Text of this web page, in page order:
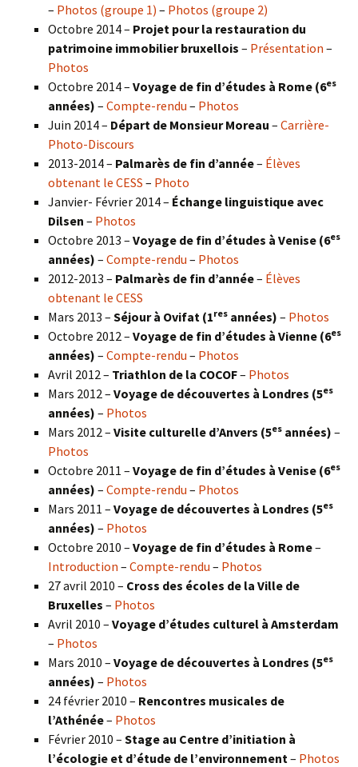
– Photos (groupe 1) – Photos (groupe 2)
Octobre 2014 – Projet pour la restauration du
patrimoine immobilier bruxellois – Présentation –
Photos
Octobre 2014 – Voyage de fin d’études à Rome (6es
années) – Compte-rendu – Photos
Juin 2014 – Départ de Monsieur Moreau – Carrière-
Photo-Discours
2013-2014 – Palmarès de fin d’année– Élèves
obtenant le CESS – Photo
Janvier- Février 2014 – Échange linguistique avec
Dilsen – Photos
Octobre 2013 – Voyage de fin d’études à Venise (6es
années) – Compte-rendu – Photos
2012-2013 – Palmarès de fin d’année– Élèves
obtenant le CESS
Mars 2013 – Séjour à Ovifat (1res années) – Photos
Octobre 2012 – Voyage de fin d’études à Vienne (6es
années) – Compte-rendu – Photos
Avril 2012 – Triathlon de la COCOF– Photos
Mars 2012 – Voyage de découvertes à Londres (5es
années) – Photos
Mars 2012 – Visite culturelle d’Anvers (5es années) –
Photos
Octobre 2011 – Voyage de fin d’études à Venise (6es
années) – Compte-rendu – Photos
Mars 2011 – Voyage de découvertes à Londres (5es
années) – Photos
Octobre 2010 – Voyage de fin d’études à Rome–
Introduction – Compte-rendu – Photos
27 avril 2010 – Cross des écoles de la Ville de
Bruxelles – Photos
Avril 2010 – Voyage d’études culturel à Amsterdam
– Photos
Mars 2010 – Voyage de découvertes à Londres (5es
années) – Photos
24 février 2010 – Rencontres musicales de
l’Athénée– Photos
Février 2010 – Stage au Centre d’initiation à
l’écologie et d’étude de l’environnement – Photos